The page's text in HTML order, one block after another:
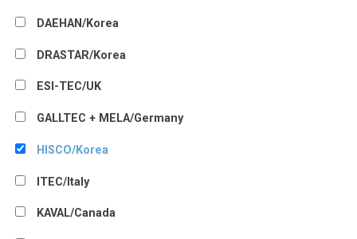
DAEHAN/Korea
DRASTAR/Korea
ESI-TEC/UK
GALLTEC + MELA/Germany
HISCO/Korea
ITEC/Italy
KAVAL/Canada